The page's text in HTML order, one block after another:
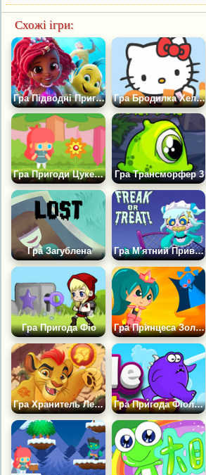
Схожі ігри:
Гра Підводні Пригоди Аріель Гра Бродилка Хелло Кітті
Гра Пригоди Цукеркової дівчинки Гра Трансморфер 3
Гра Загублена Гра М'ятний Привид - Солодкість чи Гидота
Гра Пригода Фіо Гра Принцеса Золотий Клинок і Небезпечні Води
Гра Хранитель Лев поспішає на допомогу Гра Пригода Фіолетового Монстра